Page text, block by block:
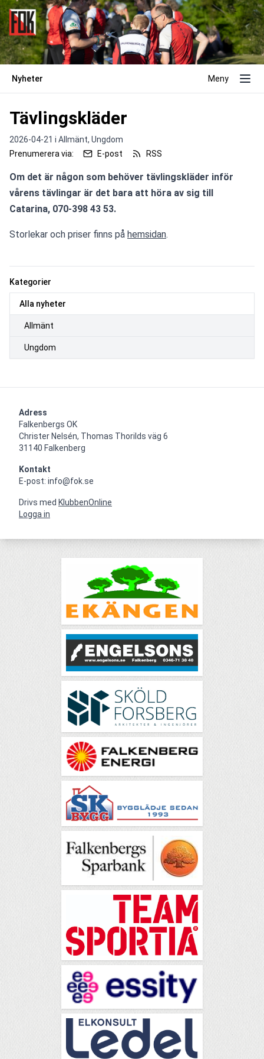
Nyheter Meny
Kategorier
Alla nyheter
Allmänt
Ungdom
Tävlingskläder
2026-04-21 i Allmänt, Ungdom
Prenumerera via:
E-post RSS
Om det är någon som behöver tävlingskläder inför
vårens tävlingar är det bara att höra av sig till
Catarina, 070-398 43 53.
Storlekar och priser finns på hemsidan.
Adress
Falkenbergs OK
Christer Nelsén, Thomas Thorilds väg 6
31140 Falkenberg
Kontakt
E-post: info@fok.se
Drivs med KlubbenOnline
Logga in